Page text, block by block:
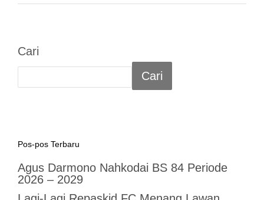
Cari
Cari
Pos-pos Terbaru
Agus Darmono Nahkodai BS 84 Periode
2026 – 2029